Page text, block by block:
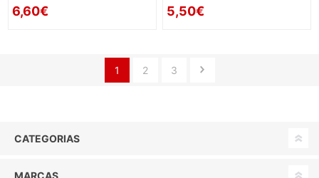
6,60€ 5,50€
1 2 3
CATEGORIAS
MARCAS